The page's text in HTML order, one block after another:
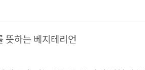
뜻하는 베지테리언